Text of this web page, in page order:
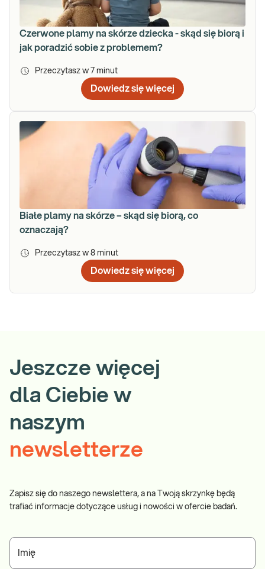
Czerwone plamy na skórze dziecka - skąd się biorą i
jak poradzić sobie z problemem?
Przeczytasz w 7 minut
Dowiedz się więcej
Białe plamy na skórze – skąd się biorą, co
oznaczają?
Przeczytasz w 8 minut
Dowiedz się więcej
Jeszcze więcej
dla Ciebie w
naszym
newsletterze
Zapisz się do naszego newslettera, a na Twoją skrzynkę będą
trafiać informacje dotyczące usług i nowości w ofercie badań.
Imię